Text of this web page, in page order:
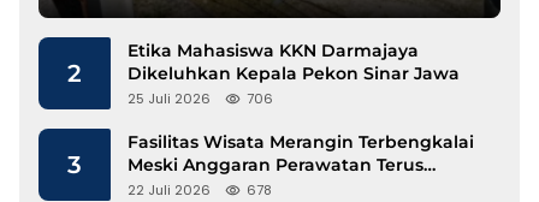
2
Etika Mahasiswa KKN Darmajaya
Dikeluhkan Kepala Pekon Sinar Jawa
25 Juli 2026 706
3
Fasilitas Wisata Merangin Terbengkalai
Meski Anggaran Perawatan Terus
Mengalir
22 Juli 2026 678